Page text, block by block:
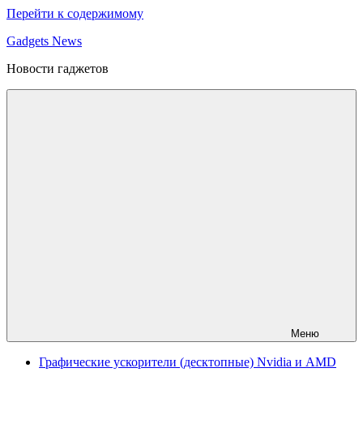
Перейти к содержимому
Gadgets News
Новости гаджетов
Меню
Графические ускорители (десктопные) Nvidia и AMD